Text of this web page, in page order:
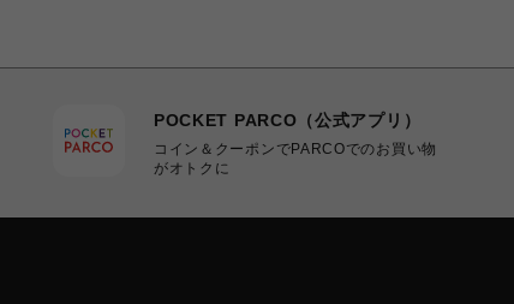
POCKET PARCO（公式アプリ）
コイン＆クーポンでPARCOでのお買い物
がオトクに